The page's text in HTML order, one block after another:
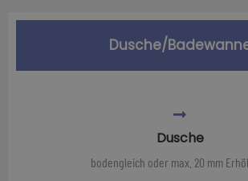
Dusche/
Dusche
bodengleich oder max. 20 mm